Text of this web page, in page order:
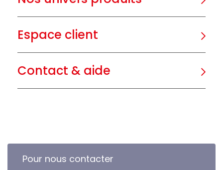
Espace client
Contact & aide
Pour nous contacter